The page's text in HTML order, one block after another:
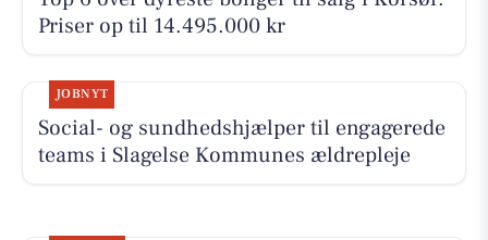
Priser op til 14.495.000 kr
JOBNYT
Social- og sundhedshjælper til engagerede
teams i Slagelse Kommunes ældrepleje